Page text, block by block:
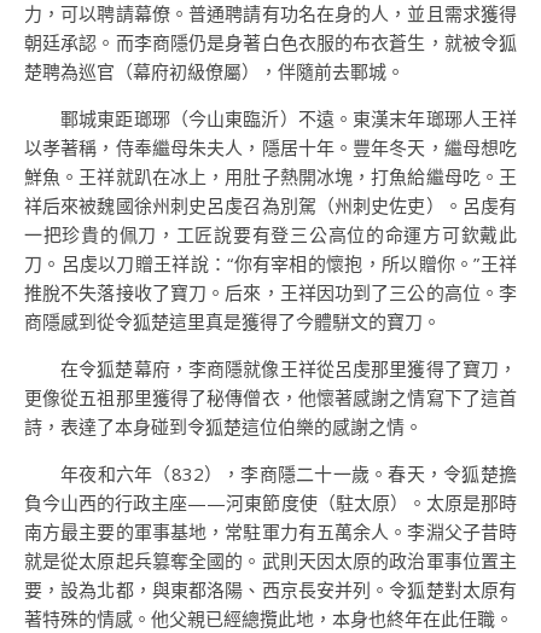
力，可以聘請幕僚。普通聘請有功名在身的人，並且需求獲得
朝廷承認。而李商隱仍是身著白色衣服的布衣蒼生，就被令狐
楚聘為巡官（幕府初級僚屬），伴隨前去鄆城。
鄆城東距瑯琊（今山東臨沂）不遠。東漢末年瑯琊人王祥
以孝著稱，侍奉繼母朱夫人，隱居十年。豐年冬天，繼母想吃
鮮魚。王祥就趴在冰上，用肚子熱開冰塊，打魚給繼母吃。王
祥后來被魏國徐州刺史呂虔召為別駕（州刺史佐吏）。呂虔有
一把珍貴的佩刀，工匠說要有登三公高位的命運方可欽戴此
刀。呂虔以刀贈王祥說：“你有宰相的懷抱，所以贈你。”王祥
推脫不失落接收了寶刀。后來，王祥因功到了三公的高位。李
商隱感到從令狐楚這里真是獲得了今體駢文的寶刀。
在令狐楚幕府，李商隱就像王祥從呂虔那里獲得了寶刀，
更像從五祖那里獲得了秘傳僧衣，他懷著感謝之情寫下了這首
詩，表達了本身碰到令狐楚這位伯樂的感謝之情。
年夜和六年（832），李商隱二十一歲。春天，令狐楚擔
負今山西的行政主座——河東節度使（駐太原）。太原是那時
南方最主要的軍事基地，常駐軍力有五萬余人。李淵父子昔時
就是從太原起兵篡奪全國的。武則天因太原的政治軍事位置主
要，設為北都，與東都洛陽、西京長安并列。令狐楚對太原有
著特殊的情感。他父親已經總攬此地，本身也終年在此任職。